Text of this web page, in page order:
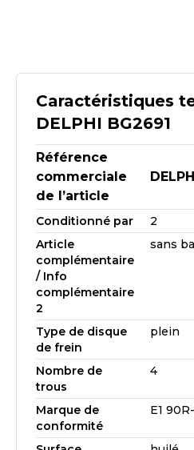
Caractéristiques
DELPHI BG2691
Référence
commerciale
de l’article
Conditionné par
2
Article
complémentaire
/ Info
complémentaire
2
sans
Type de disque
de frein
plein
Nombre de
trous
4
Marque de
conformité
E1